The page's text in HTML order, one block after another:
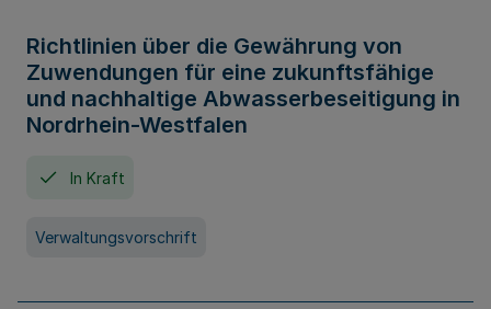
Richtlinien über die Gewährung von
Zuwendungen für eine zukunftsfähige
und nachhaltige Abwasserbeseitigung in
Nordrhein-Westfalen
In Kraft
Verwaltungsvorschrift